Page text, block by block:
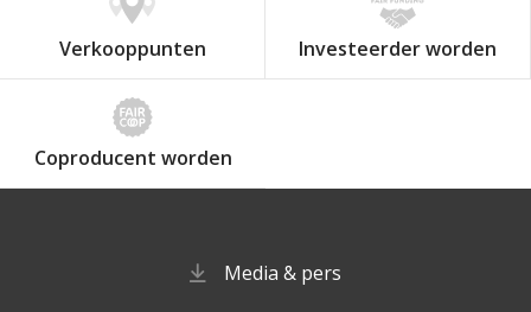
Verkooppunten Investeerder worden
Coproducent worden
Media & pers